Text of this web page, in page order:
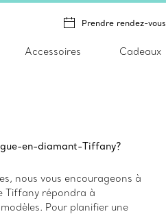
Prendre rendez-vous
Accessoires Cadeaux
en-diamant-Tiffany?
nous vous encourageons à
Tiffany répondra à
Pour planifier une